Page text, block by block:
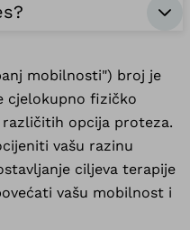
mobilnosti") broj je
cjelokupno fizičko
opcija proteza.
vašu razinu
ciljeva terapije
vašu mobilnost i